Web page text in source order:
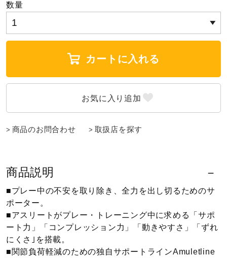
ソフトボール
ウィンタースポーツ
ライフスタイルグッズ
インナー
数量
カートに入れる
商品のお問合わせ 取扱店を探す
商品説明
■プレー中の不安を取り除き、全力を出し切るためのサ
ポーター。
■アスリートがプレー・トレーニング中に求める「サポ
ート力」「コンプレッション力」「動きやすさ」「ずれ
にくさ｣を搭載。
■関節負荷軽減のための独自サポートラインAmuletline